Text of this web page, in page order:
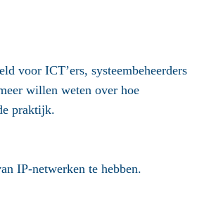
voor ICT’ers, systeembeheerders
willen weten over hoe
praktijk.
IP-netwerken te hebben.